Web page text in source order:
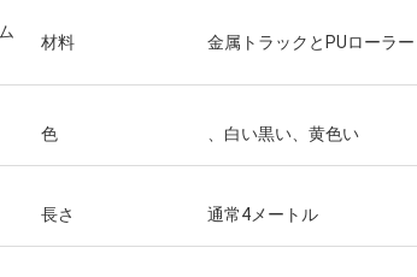
材料 金属トラックとPUローラー
色 、白い黒い、黄色い
長さ 通常4メートル